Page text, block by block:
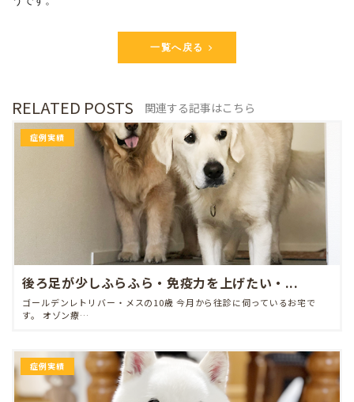
一覧へ戻る
RELATED POSTS 関連する記事はこちら
症例実績
後ろ足が少しふらふら・免疫力を上げたい・...
ゴールデンレトリバー・メスの10歳 今月から往診に伺っているお宅で
す。 オゾン療…
症例実績